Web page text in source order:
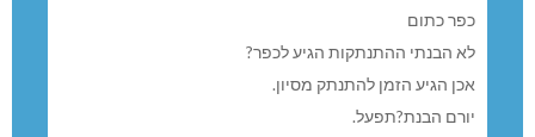
כפר כתום
לא הבנתי ההתנתקות הגיע לכפר?
אכן הגיע הזמן להתנתק מסיון.
יורם הבנת?תפעל.